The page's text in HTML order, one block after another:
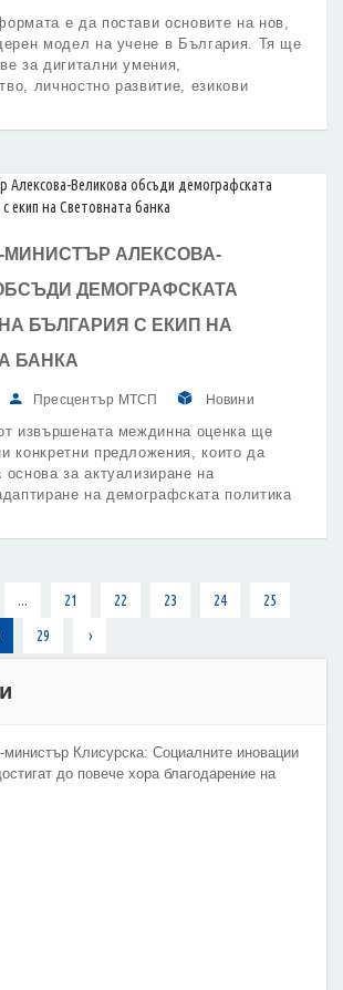
е да постави основите на нов,
модел на учене в България. Тя ще
за дигитални умения,
личностно развитие, езикови
МИНИСТЪР АЛЕКСОВА-
ДЕМОГРАФСКАТА
БЪЛГАРИЯ С ЕКИП НА
БАНКА
Пресцентър МТСП Новини
извършената междинна оценка ще
конкретни предложения, които да
за актуализиране на
на демографската политика
... 21 22 23 24
25
29 ›
Клисурска: Социалните иновации
до повече хора благодарение на